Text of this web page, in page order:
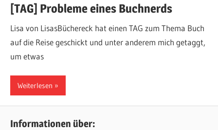
[TAG] Probleme eines Buchnerds
Lisa von LisasBüchereck hat einen TAG zum Thema Buch
auf die Reise geschickt und unter anderem mich getaggt,
um etwas
Weiterlesen
Informationen über: